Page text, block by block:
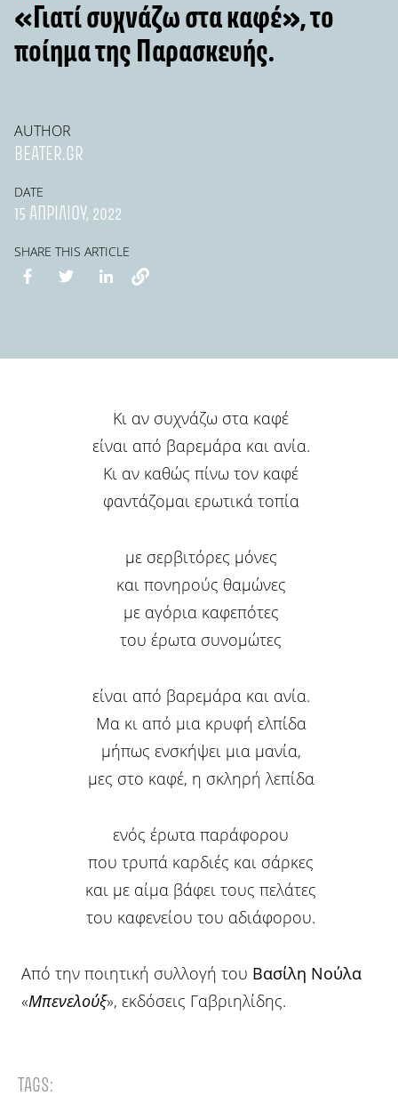
«Γιατί συχνάζω στα καφέ», το
ποίημα της Παρασκευής.
AUTHOR
BEATER.GR
DATE
15 ΑΠΡΙΛΊΟΥ, 2022
SHARE THIS ARTICLE
TAGS:
Κι αν συχνάζω στα καφέ
είναι από βαρεμάρα και ανία.
Κι αν καθώς πίνω τον καφέ
φαντάζομαι ερωτικά τοπία
με σερβιτόρες μόνες
και πονηρούς θαμώνες
με αγόρια καφεπότες
του έρωτα συνομώτες
είναι από βαρεμάρα και ανία.
Μα κι από μια κρυφή ελπίδα
μήπως ενσκήψει μια μανία,
μες στο καφέ, η σκληρή λεπίδα
ενός έρωτα παράφορου
που τρυπά καρδιές και σάρκες
και με αίμα βάφει τους πελάτες
του καφενείου του αδιάφορου.
Από την ποιητική συλλογή του Βασίλη Νούλα
«Μπενελούξ», εκδόσεις Γαβριηλίδης.